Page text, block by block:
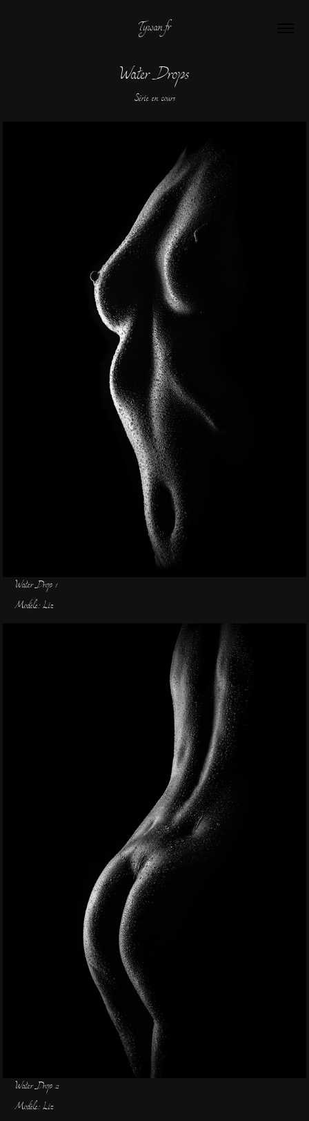
Tywan.fr
Water Drops
Série en cours
Water Drop 1
Modèle: Liz
Water Drop 2
Modèle: Liz